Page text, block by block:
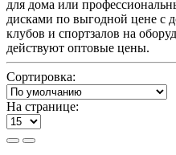
для дома или
дисками по выгодной цене с
клубов и спортзалов на
действуют оптовые цены.
Сортировка:
На странице: